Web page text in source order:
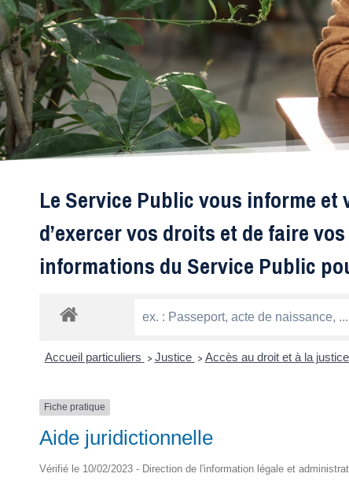
Le Service Public vous informe
d’exercer vos droits et de faire
informations du Service Public
Accueil particuliers > Justice > Accès au droit et à la justice
Fiche pratique
Aide juridictionnelle
Vérifié le 10/02/2023 - Direction de l'information légale et